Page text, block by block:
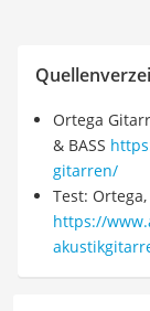
Ortega
& BASS
gitarren/
Test:
https://